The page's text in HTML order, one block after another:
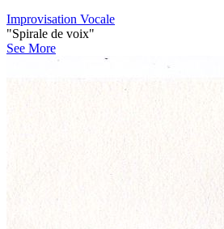
Improvisation Vocale
"Spirale de voix"
See More